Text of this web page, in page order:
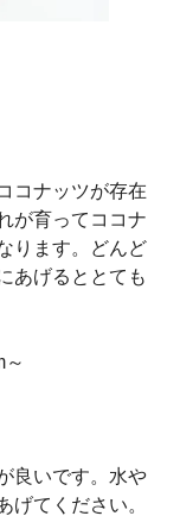
コナッツが存在
が育ってココナ
ります。どんど
あげるととても
良いです。水や
げてください。